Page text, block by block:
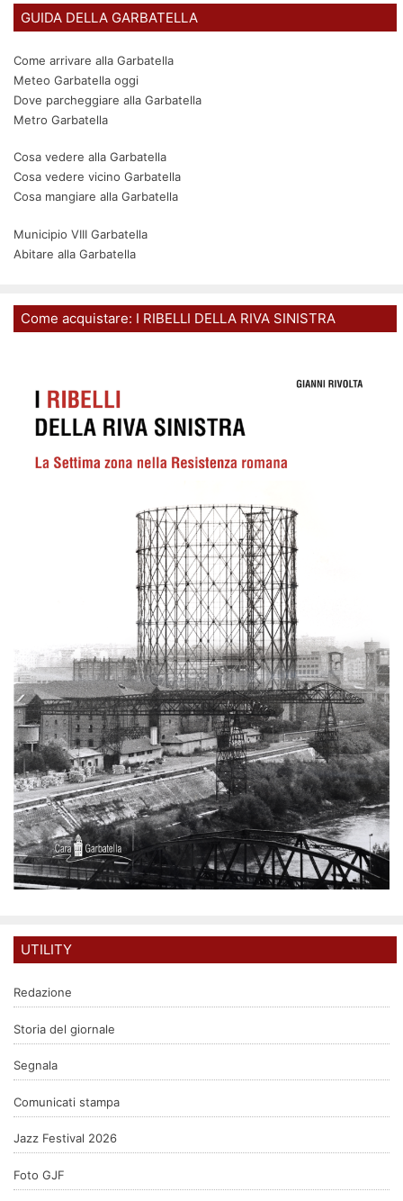
GUIDA DELLA GARBATELLA
Come arrivare alla Garbatella
Meteo Garbatella oggi
Dove parcheggiare alla Garbatella
Metro Garbatella
Cosa vedere alla Garbatella
Cosa vedere vicino Garbatella
Cosa mangiare alla Garbatella
Municipio VIII Garbatella
Abitare alla Garbatella
Come acquistare: I RIBELLI DELLA RIVA SINISTRA
UTILITY
Redazione
Storia del giornale
Segnala
Comunicati stampa
Jazz Festival 2026
Foto GJF